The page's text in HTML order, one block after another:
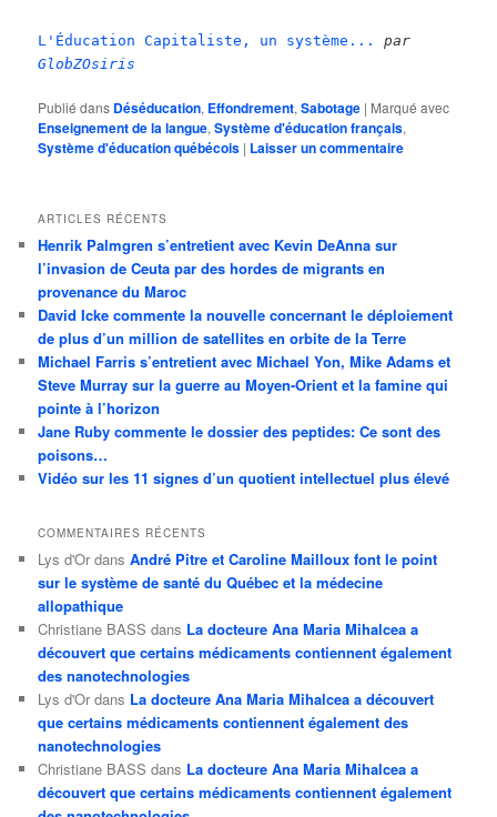
L'Éducation Capitaliste, un système...
par
GlobZOsiris
Publié dans Déséducation, Effondrement,Sabotage | Marqué avec
Enseignement de la langue,Système d'éducation français,
Système d'éducation québécois | Laisser un commentaire
ARTICLES RÉCENTS
Henrik Palmgren s’entretient avec Kevin DeAnna sur
l’invasion de Ceuta par des hordes de migrants en
provenance du Maroc
David Icke commente la nouvelle concernant le déploiement
de plus d’un million de satellites en orbite de la Terre
Michael Farris s’entretient avec Michael Yon, Mike Adams et
Steve Murray sur la guerre au Moyen-Orient et la famine qui
pointe à l’horizon
Jane Ruby commente le dossier des peptides: Ce sont des
poisons…
Vidéo sur les 11 signes d’un quotient intellectuel plus élevé
COMMENTAIRES RÉCENTS
Lys d'Or dansAndré Pitre et Caroline Mailloux font le point
sur le système de santé du Québec et la médecine
allopathique
Christiane BASS dans La docteure Ana Maria Mihalcea a
découvert que certains médicaments contiennent également
des nanotechnologies
Lys d'Or dans La docteure Ana Maria Mihalcea a découvert
que certains médicaments contiennent également des
nanotechnologies
Christiane BASS dans La docteure Ana Maria Mihalcea a
découvert que certains médicaments contiennent également